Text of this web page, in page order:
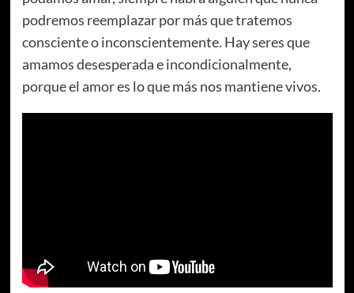
podremos reemplazar por más que tratemos
consciente o inconscientemente. Hay seres que
amamos desesperada e incondicionalmente,
porque el amor es lo que más nos mantiene vivos.